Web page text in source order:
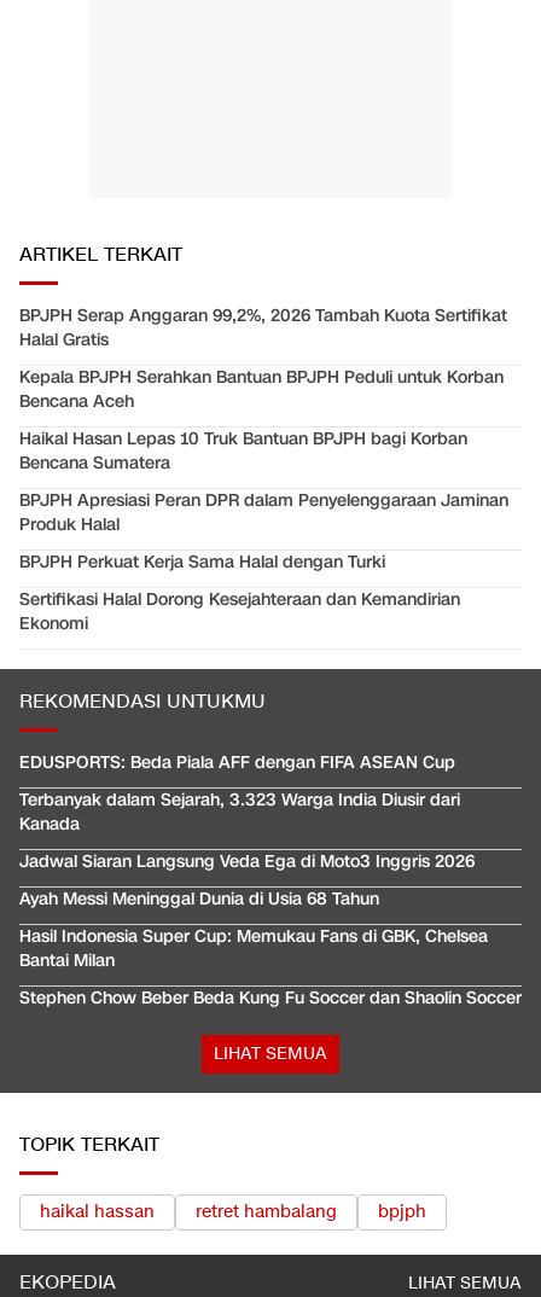
ARTIKEL TERKAIT
BPJPH Serap Anggaran 99,2%, 2026 Tambah Kuota Sertifikat
Halal Gratis
Kepala BPJPH Serahkan Bantuan BPJPH Peduli untuk Korban
Bencana Aceh
Haikal Hasan Lepas 10 Truk Bantuan BPJPH bagi Korban
Bencana Sumatera
BPJPH Apresiasi Peran DPR dalam Penyelenggaraan Jaminan
Produk Halal
BPJPH Perkuat Kerja Sama Halal dengan Turki
Sertifikasi Halal Dorong Kesejahteraan dan Kemandirian
Ekonomi
REKOMENDASI UNTUKMU
EDUSPORTS: Beda Piala AFF dengan FIFA ASEAN Cup
Terbanyak dalam Sejarah, 3.323 Warga India Diusir dari
Kanada
Jadwal Siaran Langsung Veda Ega di Moto3 Inggris 2026
Ayah Messi Meninggal Dunia di Usia 68 Tahun
Hasil Indonesia Super Cup: Memukau Fans di GBK, Chelsea
Bantai Milan
Stephen Chow Beber Beda Kung Fu Soccer dan Shaolin Soccer
LIHAT SEMUA
TOPIK TERKAIT
haikal hassan retret hambalang bpjph
EKOPEDIA LIHAT SEMUA